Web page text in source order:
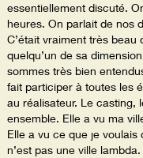
essentiellement discuté.
heures. On parlait de nos
C’était vraiment très beau
quelqu’un de sa
sommes très bien
fait participer à toutes les
au réalisateur. Le casting,
ensemble. Elle a vu ma
Elle a vu ce que je voulais
n’est pas une ville